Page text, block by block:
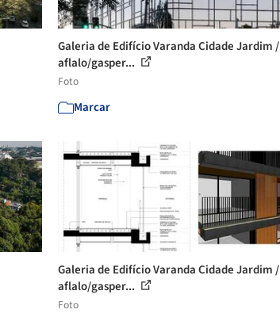
Galeria de Edifício Varanda Cidade Jardim /
aflalo/gasper...
Foto
Marcar
Galeria de Edifício Varanda Cidade Jardim /
aflalo/gasper...
Foto